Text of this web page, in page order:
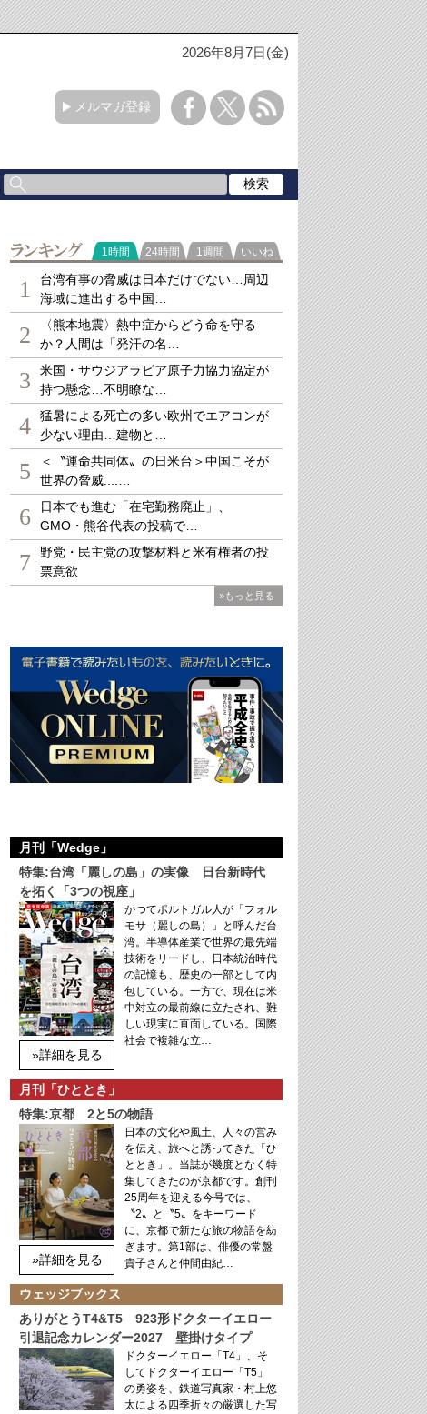
2026年8月7日(金)
メルマガ登録
ランキング
1時間 24時間 1週間 いいね
1
台湾有事の脅威は日本だけでない…周辺
海域に進出する中国…
2
〈熊本地震〉熱中症からどう命を守る
か？人間は「発汗の名…
3
米国・サウジアラビア原子力協力協定が
持つ懸念…不明瞭な…
4
猛暑による死亡の多い欧州でエアコンが
少ない理由…建物と…
5
＜〝運命共同体〟の日米台＞中国こそが
世界の脅威....…
6
日本でも進む「在宅勤務廃止」、
GMO・熊谷代表の投稿で…
7
野党・民主党の攻撃材料と米有権者の投
票意欲
»もっと見る
月刊「Wedge」
特集:台湾「麗しの島」の実像 日台新時代
を拓く「3つの視座」
»詳細を見る
かつてポルトガル人が「フォル
モサ（麗しの島）」と呼んだ台
湾。半導体産業で世界の最先端
技術をリードし、日本統治時代
の記憶も、歴史の一部として内
包している。一方で、現在は米
中対立の最前線に立たされ、難
しい現実に直面している。国際
社会で複雑な立…
月刊「ひととき」
特集:京都 2と5の物語
»詳細を見る
日本の文化や風土、人々の営み
を伝え、旅へと誘ってきた「ひ
ととき」。当誌が幾度となく特
集してきたのが京都です。創刊
25周年を迎える今号では、
〝2〟と〝5〟をキーワード
に、京都で新たな旅の物語を紡
ぎます。第1部は、俳優の常盤
貴子さんと仲間由紀…
ウェッジブックス
ありがとうT4&T5 923形ドクターイエロー
引退記念カレンダー2027 壁掛けタイプ
ドクターイエロー「T4」、そ
してドクターイエロー「T5」
の勇姿を、鉄道写真家・村上悠
太による四季折々の厳選した写